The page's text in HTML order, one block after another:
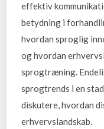
effektiv
betydning i
hvordan sproglig
og hvordan
sprogtræning.
sprogtrends i en
diskutere, hvordan
erhvervslandskab.